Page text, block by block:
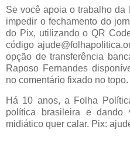
Se você apoia o trabalho
impedir o fechamento do
do Pix, utilizando o QR
código
opção de transferência
Raposo Fernandes
no comentário fixado no topo.
Há 10 anos, a Folha
política brasileira e
midiático quer calar. Pix: